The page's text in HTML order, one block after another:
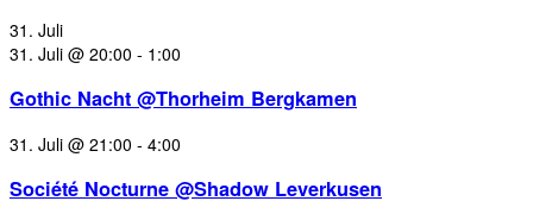
31. Juli
31. Juli @ 20:00 - 1:00
Gothic Nacht @Thorheim Bergkamen
31. Juli @ 21:00 - 4:00
Société Nocturne @Shadow Leverkusen